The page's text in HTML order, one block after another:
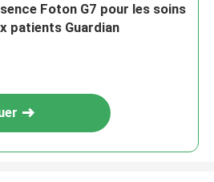
Foton G7 pour les soins
patients Guardian